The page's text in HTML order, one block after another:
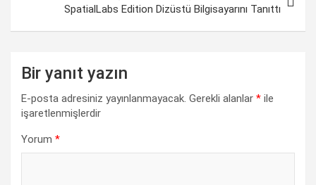
k
p
p
I
n
a
m
n
k
SpatialLabs Edition Dizüstü Bilgisayarını Tanıttı
Bir yanıt yazın
E-posta adresiniz yayınlanmayacak. Gerekli alanlar * ile
işaretlenmişlerdir
Yorum *